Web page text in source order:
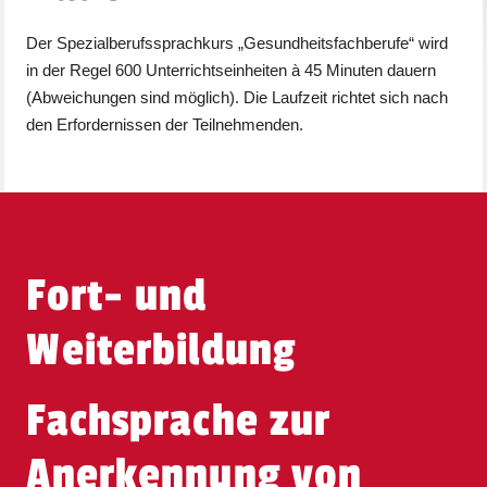
Der Spezialberufssprachkurs „Gesundheitsfachberufe“ wird
in der Regel 600 Unterrichtseinheiten à 45 Minuten dauern
(Abweichungen sind möglich). Die Laufzeit richtet sich nach
den Erfordernissen der Teilnehmenden.
Fort- und
Weiterbildung
Fachsprache zur
Anerkennung von